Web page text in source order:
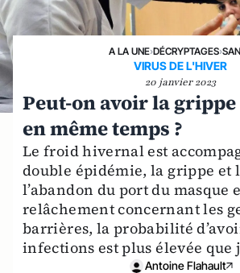
A LA UNE›DÉCRYPTAGES›
VIRUS DE L'HIVER
20 janvier 2023
Peut-on avoir la grippe
en même temps ?
Le froid hivernal est
double épidémie, la grippe et
l’abandon du port du masque
relâchement concernant les
barrières, la probabilité
infections est plus élevée que
Antoine Flahault